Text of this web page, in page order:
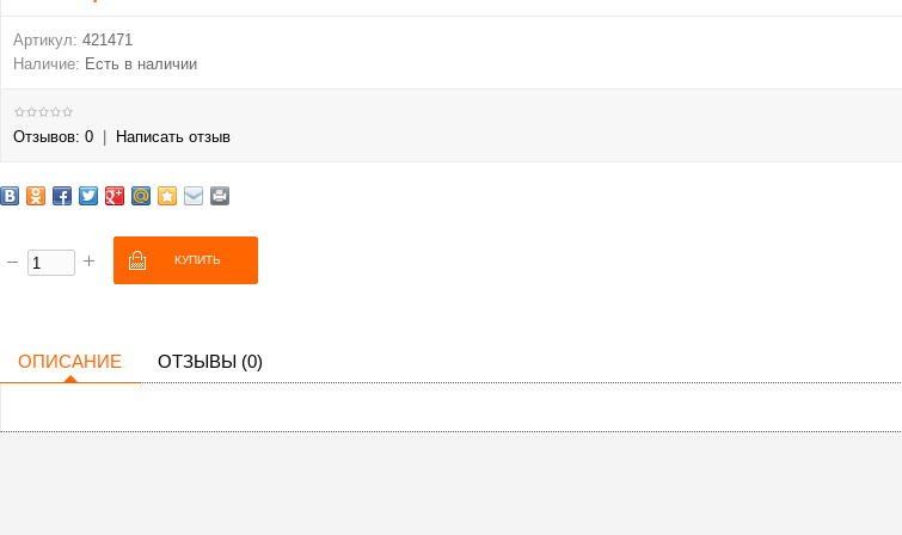
Артикул: 421471
Наличие: Есть в наличии
Отзывов: 0 Написать отзыв
ОПИСАНИЕ ОТЗЫВЫ (0)